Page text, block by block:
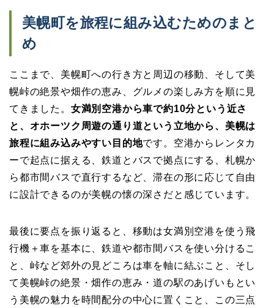
美幌町を旅程に組み込むためのまと
め
ここまで、美幌町への行き方と周辺の移動、そして美
幌峠の絶景や畑作の恵み、グルメの楽しみ方を順に見
てきました。 女満別空港から車で約10分という近さ
と、オホーツク周遊の通り道という立地から、美幌は
旅程に組み込みやすい目的地です。空港からレンタカ
ーで起点に据える、鉄道とバスで拠点にする、札幌か
ら都市間バスで直行するなど、滞在の形に応じて自由
に設計できるのが美幌の懐の深さだと感じています。
最後に要点を振り返ると、移動は女満別空港を使う飛
行機＋車を基本に、鉄道や都市間バスを使い分けるこ
と、峠など郊外の見どころは車を軸に結ぶこと、そし
て美幌峠の絶景・畑作の恵み・道の駅のあげいもとい
う美幌の魅力を時間配分の中心に置くこと、この三点